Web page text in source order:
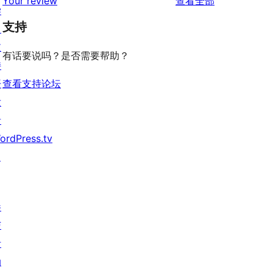
评
价
星
评
1
星
价
支持
有话要说吗？是否需要帮助？
查看支持论坛